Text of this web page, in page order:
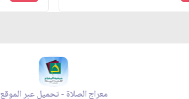
معراج الصلاة - تحميل عبر الموقع